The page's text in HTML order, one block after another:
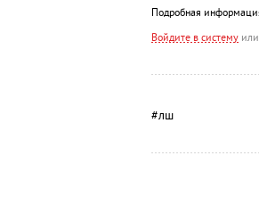
Подробная
Войдите в системуили
#лш